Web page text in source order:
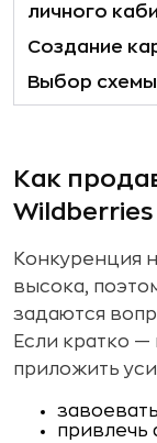
личного
Создание
Выбор
поставок
Wildberries
Как
Конкуренция
высока,
задаются
Если кратко
приложить
привлечь